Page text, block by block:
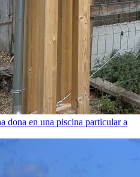
dona en una piscina particular a